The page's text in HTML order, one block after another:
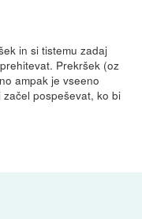
in si tistemu zadaj
Prekršek (oz
ampak je vseeno
pospeševat, ko bi